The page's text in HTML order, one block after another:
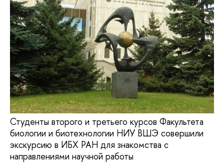
Студенты второго и третьего курсов Факультета
биологии и биотехнологии НИУ ВШЭ совершили
экскурсию в ИБХ РАН для знакомства с
направлениями научной работы